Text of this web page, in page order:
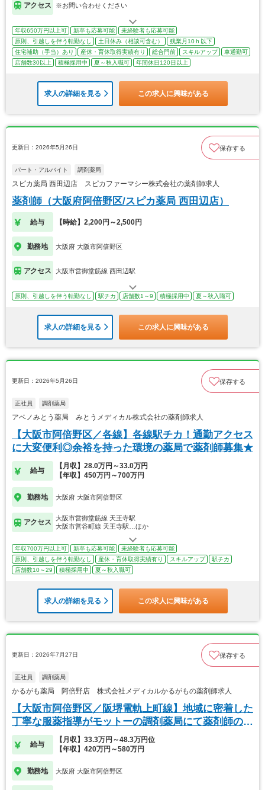
アクセス ※お問い合わせください
年収650万円以上可 新卒も応募可能
未経験者も応募可能
原則、引越しを伴う転勤なし
土日休み（相談可含む）
残業月10ｈ以下
住宅補助（手当）あり
産休・育休取得実績有り 総合門前 スキルアップ
車通勤可
店舗数30以上
積極採用中 夏～秋入職可 年間休日120日以上
求人の詳細を見る この求人に興味がある
更新日：2026年5月26日 保存する
パート・アルバイト 調剤薬局
スピカ薬局 西田辺店 スピカファーマシー株式会社の薬剤師求人
薬剤師（大阪府阿倍野区/スピカ薬局 西田辺店）
給与 【時給】2,200円～2,500円
勤務地 大阪府 大阪市阿倍野区
アクセス 大阪市営御堂筋線 西田辺駅
原則、引越しを伴う転勤なし 駅チカ 店舗数1～9 積極採用中 夏～秋入職可
求人の詳細を見る この求人に興味がある
更新日：2026年5月26日 保存する
正社員 調剤薬局
アベノみとう薬局 みとうメディカル株式会社の薬剤師求人
【大阪市阿倍野区／各線】各線駅チカ！通勤アクセス
に大変便利◎余裕を持った環境の薬局で薬剤師募集★
給与
【月収】28.0万円～33.0万円
【年収】450万円～700万円
勤務地 大阪府 大阪市阿倍野区
アクセス
大阪市営御堂筋線 天王寺駅
大阪市営谷町線 天王寺駅…ほか
年収700万円以上可 新卒も応募可能
未経験者も応募可能
原則、引越しを伴う転勤なし
産休・育休取得実績有り スキルアップ
駅チカ
店舗数10～29
積極採用中 夏～秋入職可
求人の詳細を見る この求人に興味がある
更新日：2026年7月27日 保存する
正社員 調剤薬局
かるがも薬局 阿倍野店 株式会社メディカルかるがもの薬剤師求人
【大阪市阿倍野区／阪堺電軌上町線】地域に密着した
丁寧な服薬指導がモットーの調剤薬局にて薬剤師の募
集
給与
【月収】33.3万円～48.3万円位
【年収】420万円～580万円
勤務地 大阪府 大阪市阿倍野区